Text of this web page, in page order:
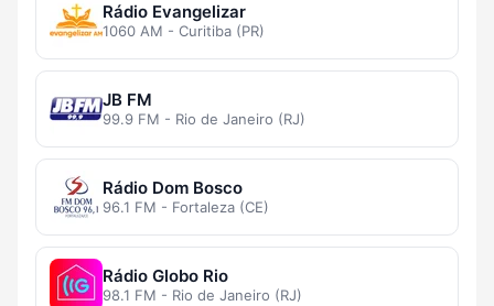
Rádio Evangelizar
1060 AM - Curitiba (PR)
JB FM
99.9 FM - Rio de Janeiro (RJ)
Rádio Dom Bosco
96.1 FM - Fortaleza (CE)
Rádio Globo Rio
98.1 FM - Rio de Janeiro (RJ)